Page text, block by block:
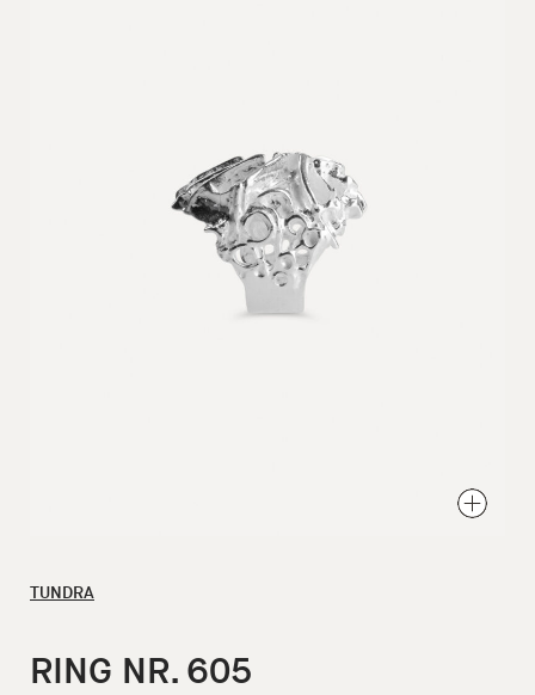
TUNDRA
RING NR. 605